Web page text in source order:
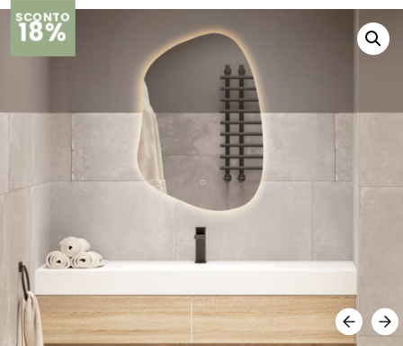
SCONTO
18%